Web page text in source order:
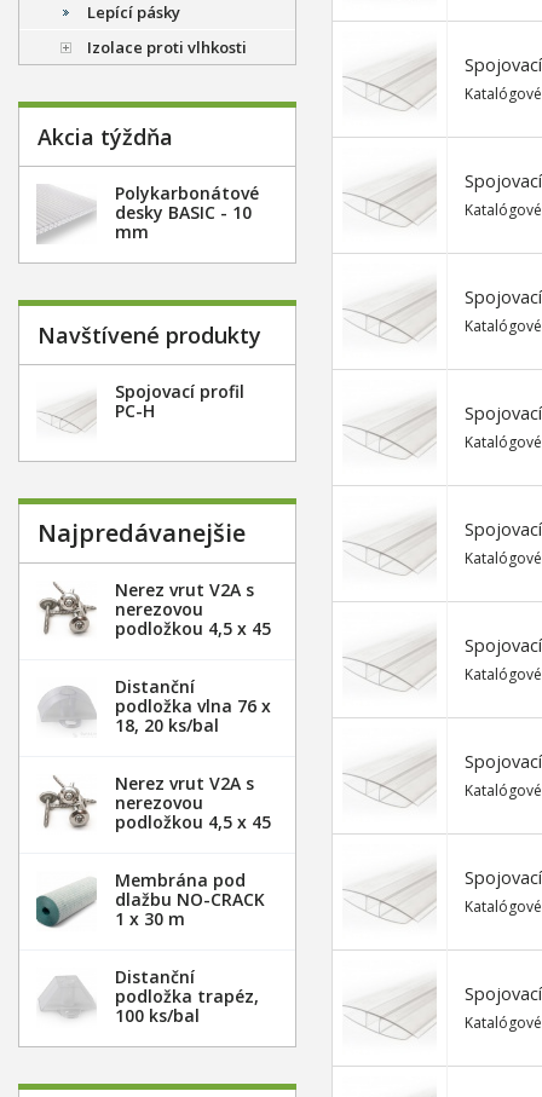
Lepící pásky
Izolace proti vlhkosti
Akcia týždňa
Polykarbonátové
desky BASIC - 10
mm
Navštívené produkty
Spojovací profil
PC-H
Najpredávanejšie
Nerez vrut V2A s
nerezovou
podložkou 4,5 x 45
Distanční
podložka vlna 76 x
18, 20 ks/bal
Nerez vrut V2A s
nerezovou
podložkou 4,5 x 45
Membrána pod
dlažbu NO-CRACK
1 x 30 m
Distanční
podložka trapéz,
100 ks/bal